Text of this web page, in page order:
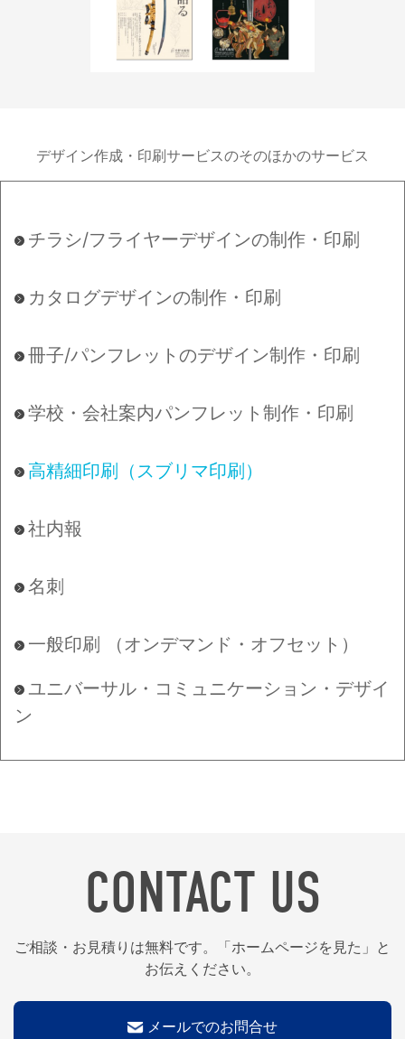
デザイン作成・印刷サービスのそのほかのサービス
チラシ/フライヤーデザインの制作・印刷
カタログデザインの制作・印刷
冊子/パンフレットのデザイン制作・印刷
学校・会社案内パンフレット制作・印刷
高精細印刷（スブリマ印刷）
社内報
名刺
一般印刷 （オンデマンド・オフセット）
ユニバーサル・コミュニケーション・デザイ
ン
CONTACT US
ご相談・お見積りは無料です。「ホームページを見た」と
お伝えください。
メールでのお問合せ